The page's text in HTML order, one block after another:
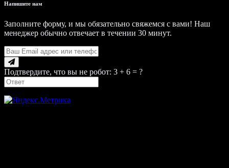
Напишите нам
Заполните форму, и мы обязательно свяжемся с вами! Наш
менеджер обычно отвечает в течении 30 минут.
Подтвердите, что вы не робот: 3 + 6 = ?